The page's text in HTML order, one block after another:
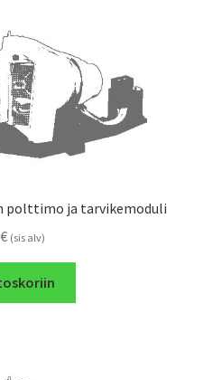
polttimo ja tarvikemoduli
€ (sis alv)